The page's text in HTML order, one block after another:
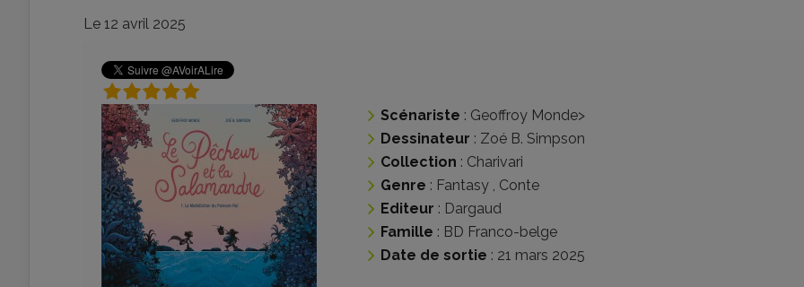
Le 12 avril 2025
Scénariste : Geoffroy Monde>
Dessinateur : Zoé B. Simpson
Collection : Charivari
Genre : Fantasy , Conte
Editeur : Dargaud
Famille : BD Franco-belge
Date de sortie : 21 mars 2025